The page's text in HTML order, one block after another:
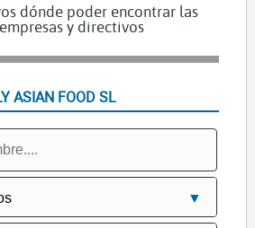
dónde poder encontrar las
y directivos
ASIAN FOOD SL